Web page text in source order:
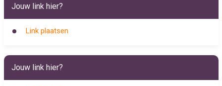
Jouw link hier?
Link plaatsen
Jouw link hier?